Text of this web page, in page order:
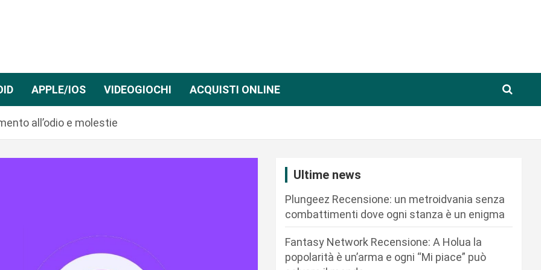
APPLE/IOS VIDEOGIOCHI ACQUISTI ONLINE
all’odio e molestie
Ultime news
Plungeez Recensione: un metroidvania senza
combattimenti dove ogni stanza è un enigma
Fantasy Network Recensione: A Holua la
popolarità è un’arma e ogni “Mi piace” può